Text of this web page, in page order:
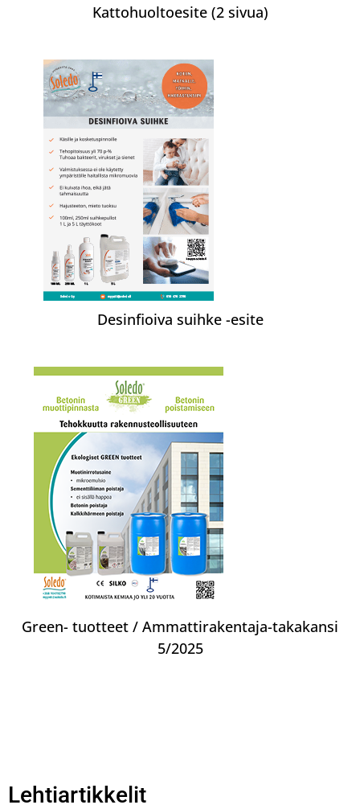
Kattohuoltoesite (2 sivua)
Desinfioiva suihke -esite
Green- tuotteet / Ammattirakentaja-takakansi
5/2025
Lehtiartikkelit